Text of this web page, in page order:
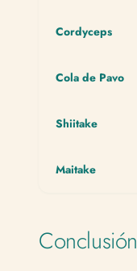
Cordyceps
Cola de Pavo
Shiitake
Maitake
Conclusión